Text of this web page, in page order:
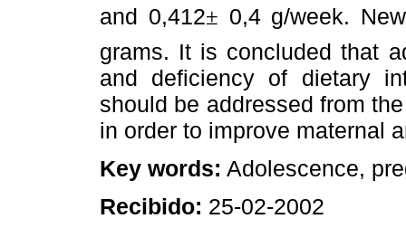
and 0,412± 0,4 g/week.
grams. It is concluded that
and deficiency of dietary
should be addressed from
in order to improve maternal
Key words: Adolescence,
Recibido: 25-02-2002